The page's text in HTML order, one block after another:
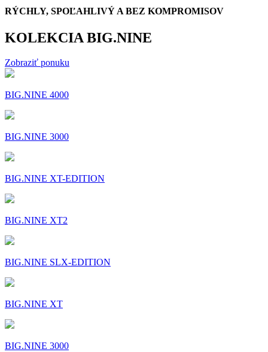
RÝCHLY, SPOĽAHLIVÝ A BEZ KOMPROMISOV
KOLEKCIA BIG.NINE
Zobraziť ponuku
BIG.NINE 4000
BIG.NINE 3000
BIG.NINE XT-EDITION
BIG.NINE XT2
BIG.NINE SLX-EDITION
BIG.NINE XT
BIG.NINE 3000